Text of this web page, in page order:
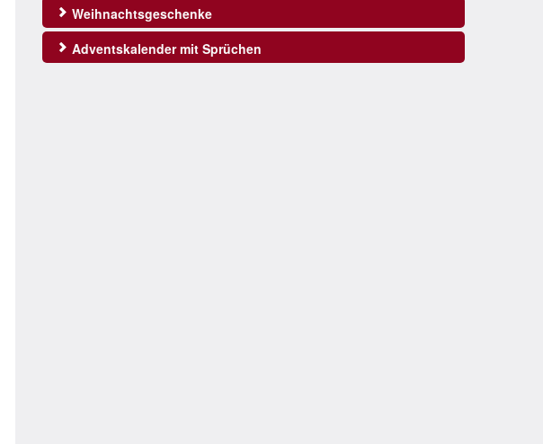
Weihnachtsgeschenke
Adventskalender mit Sprüchen